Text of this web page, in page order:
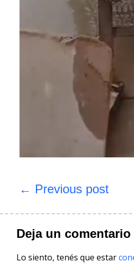
entradas
← Previous post
Deja un comentario
Lo siento, tenés que estar